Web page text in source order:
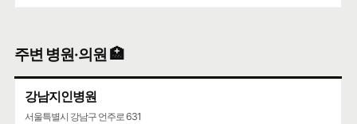
주변 병원·의원 🏥
강남지인병원
서울특별시 강남구 언주로 631